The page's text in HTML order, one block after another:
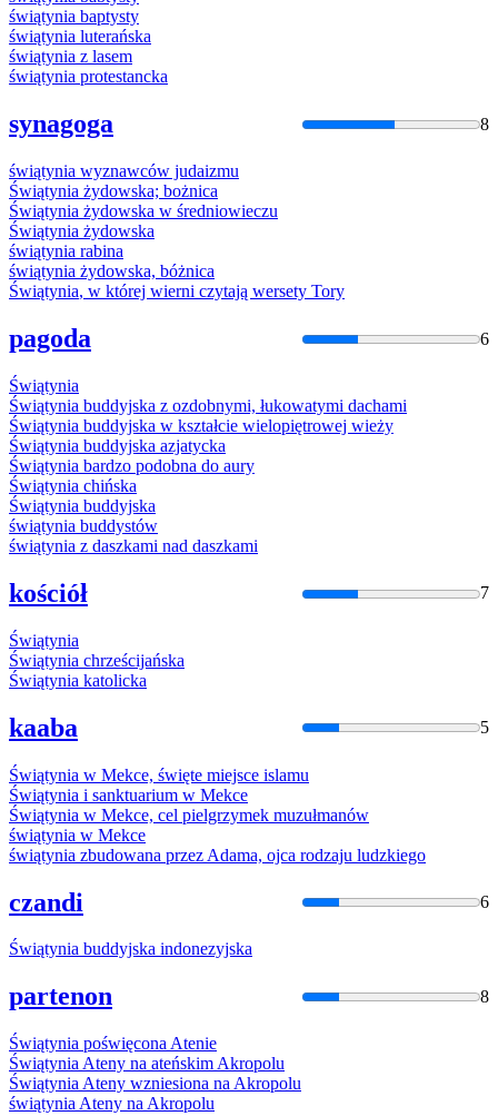
świątynia baptysty
świątynia luterańska
świątynia z lasem
świątynia protestancka
synagoga 8
świątynia wyznawców judaizmu
Świątynia żydowska; bożnica
Świątynia żydowska w średniowieczu
Świątynia żydowska
świątynia rabina
świątynia żydowska, bóżnica
Świątynia, w której wierni czytają wersety Tory
pagoda 6
Świątynia
Świątynia buddyjska z ozdobnymi, łukowatymi dachami
Świątynia buddyjska w kształcie wielopiętrowej wieży
Świątynia buddyjska azjatycka
Świątynia bardzo podobna do aury
Świątynia chińska
Świątynia buddyjska
świątynia buddystów
świątynia z daszkami nad daszkami
kościół 7
Świątynia
Świątynia chrześcijańska
Świątynia katolicka
kaaba 5
Świątynia w Mekce, święte miejsce islamu
Świątynia i sanktuarium w Mekce
Świątynia w Mekce, cel pielgrzymek muzułmanów
świątynia w Mekce
świątynia zbudowana przez Adama, ojca rodzaju ludzkiego
czandi 6
Świątynia buddyjska indonezyjska
partenon 8
Świątynia poświęcona Atenie
Świątynia Ateny na ateńskim Akropolu
Świątynia Ateny wzniesiona na Akropolu
świątynia Ateny na Akropolu